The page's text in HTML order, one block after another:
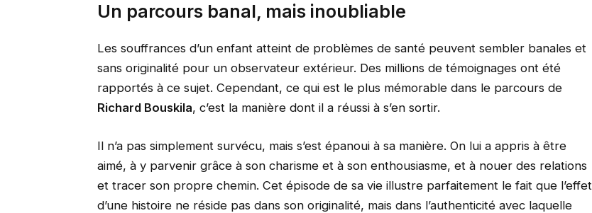
Un parcours banal, mais inoubliable
Les souffrances d’un enfant atteint de problèmes de santé peuvent sembler banales et
sans originalité pour un observateur extérieur. Des millions de témoignages ont été
rapportés à ce sujet. Cependant, ce qui est le plus mémorable dans le parcours de
Richard Bouskila, c’est la manière dont il a réussi à s’en sortir.
Il n’a pas simplement survécu, mais s’est épanoui à sa manière. On lui a appris à être
aimé, à y parvenir grâce à son charisme et à son enthousiasme, et à nouer des relations
et tracer son propre chemin. Cet épisode de sa vie illustre parfaitement le fait que l’effet
d’une histoire ne réside pas dans son originalité, mais dans l’authenticité avec laquelle